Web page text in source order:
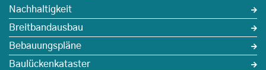
Nachhaltigkeit
Breitbandausbau
Bebauungspläne
Baulückenkataster